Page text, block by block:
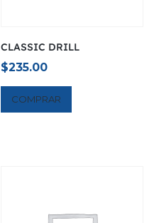
CLASSIC DRILL
$235.00
COMPRAR